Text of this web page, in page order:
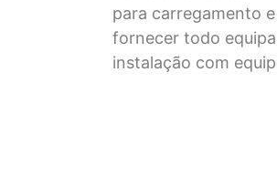
para carregamento
fornecer todo
instalação com